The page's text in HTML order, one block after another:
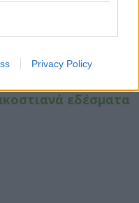
Privacy Policy
Δηλητηρίαση
– Τι να
εδέσματα